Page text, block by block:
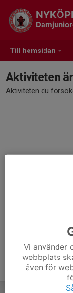
Till hemsidan
Aktiviteten
Aktiviteten du
Vi använder
webbplats
även för